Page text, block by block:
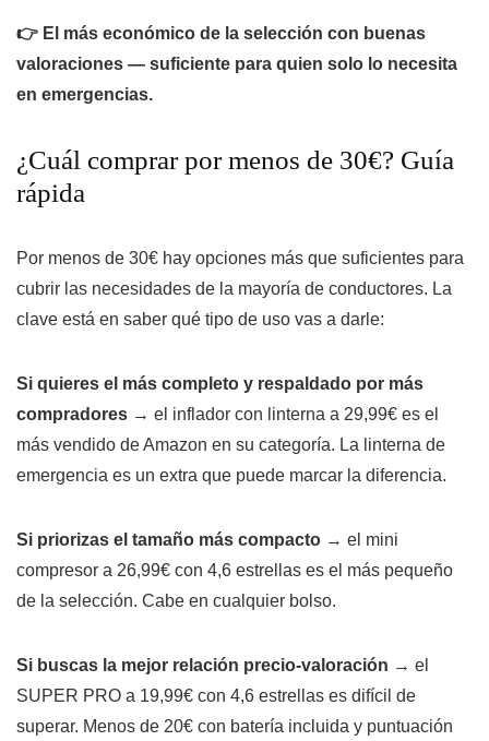
👉 El más económico de la selección con buenas
valoraciones — suficiente para quien solo lo necesita
en emergencias.
¿Cuál comprar por menos de 30€? Guía
rápida
Por menos de 30€ hay opciones más que suficientes para
cubrir las necesidades de la mayoría de conductores. La
clave está en saber qué tipo de uso vas a darle:
Si quieres el más completo y respaldado por más
compradores → el inflador con linterna a 29,99€ es el
más vendido de Amazon en su categoría. La linterna de
emergencia es un extra que puede marcar la diferencia.
Si priorizas el tamaño más compacto → el mini
compresor a 26,99€ con 4,6 estrellas es el más pequeño
de la selección. Cabe en cualquier bolso.
Si buscas la mejor relación precio-valoración → el
SUPER PRO a 19,99€ con 4,6 estrellas es difícil de
superar. Menos de 20€ con batería incluida y puntuación